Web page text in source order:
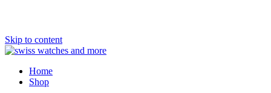
Skip to content
Swiss Watches and More
Home
Shop